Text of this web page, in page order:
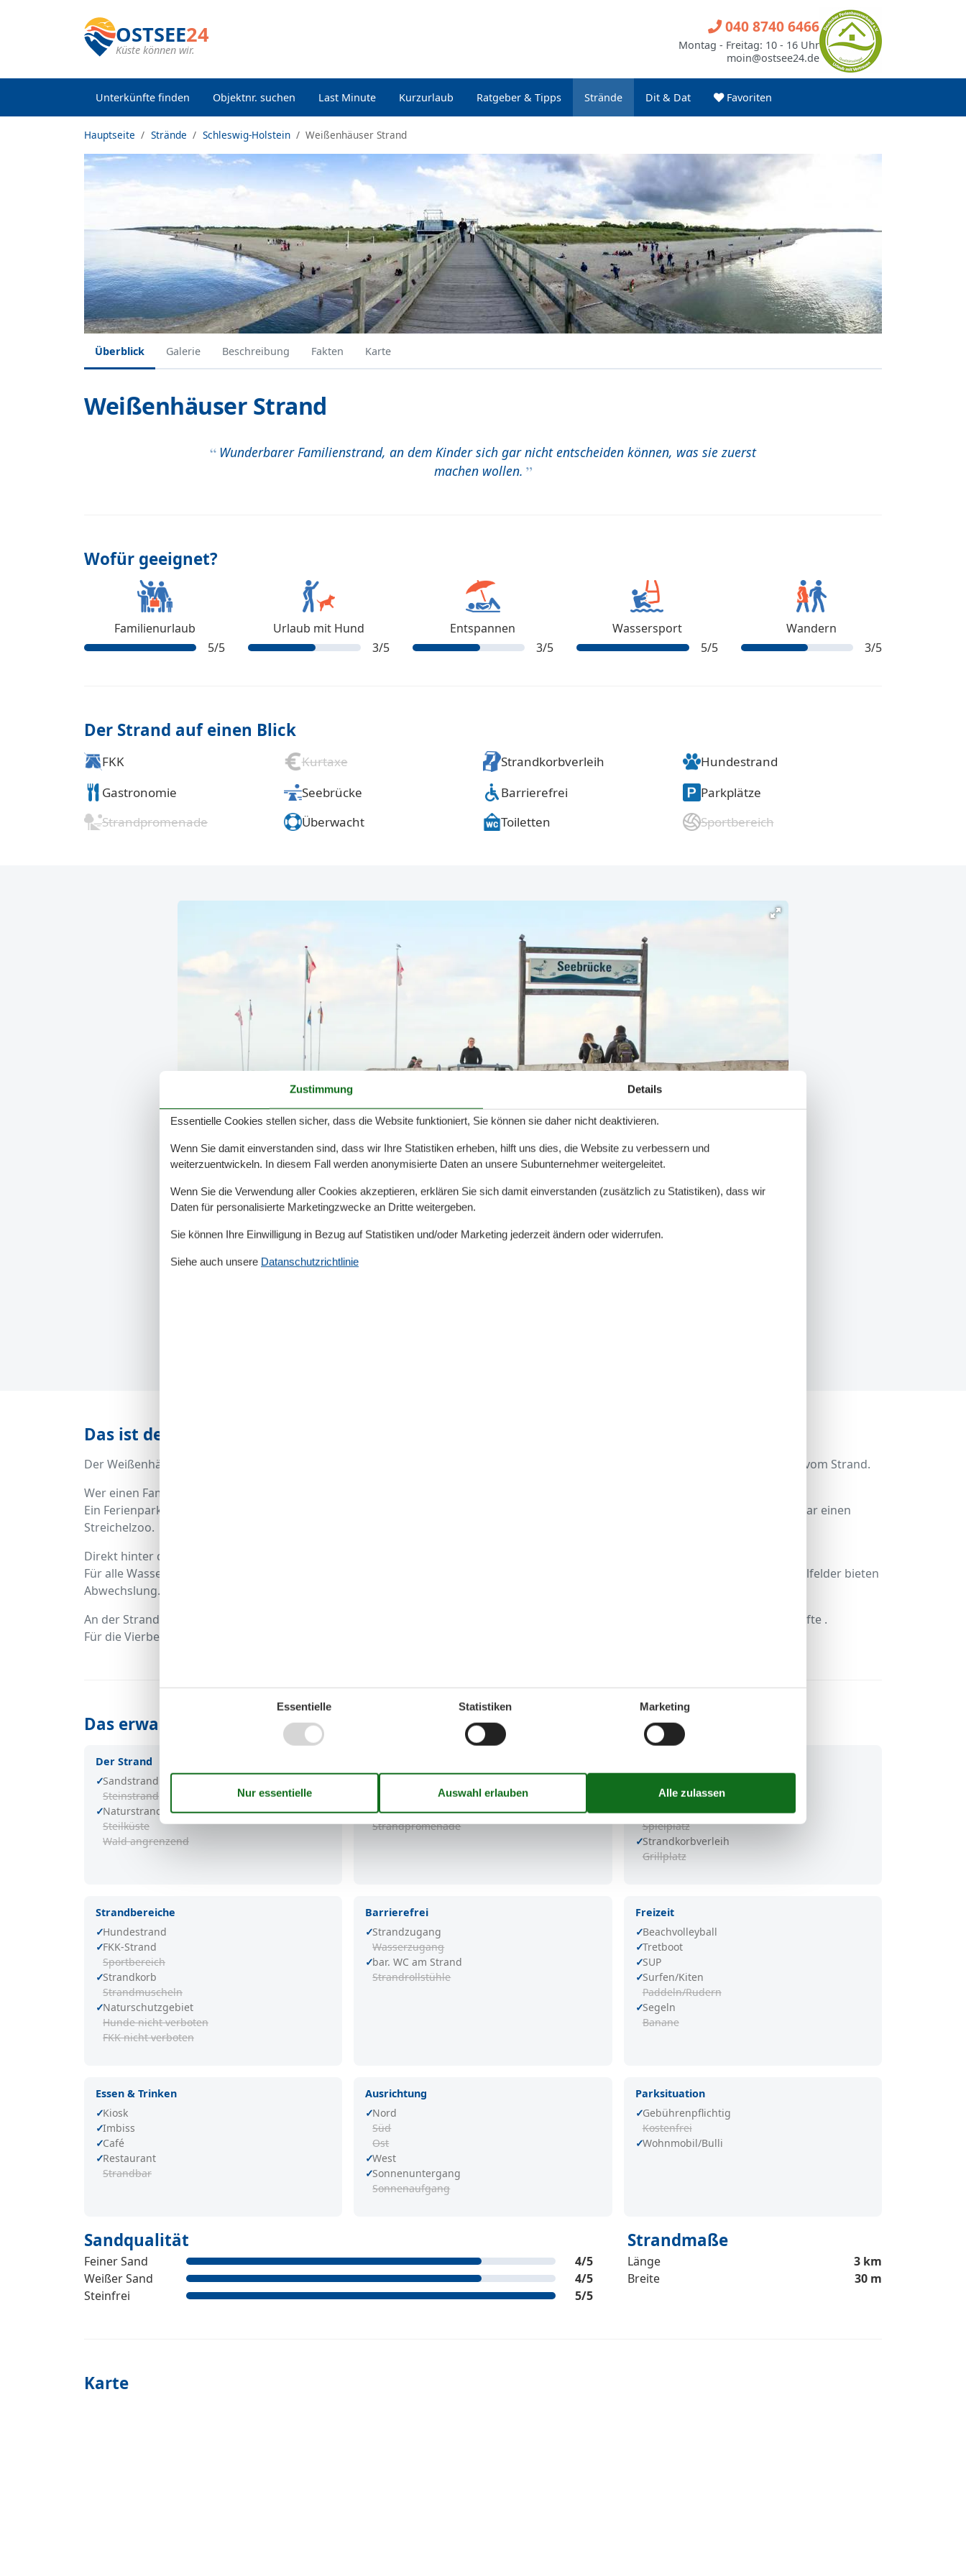
OSTSEE24
Küste können wir.
Unterkünfte finden Objektnr. suchen Last Minute Kurzurlaub Ratgeber & Tipps Strände Dit & Dat Favoriten
040 8740 6466
Montag - Freitag: 10 - 16 Uhr
moin@ostsee24.de
Hauptseite Strände Schleswig-Holstein Weißenhäuser Strand
Überblick Galerie Beschreibung Fakten Karte
Weißenhäuser Strand
Wunderbarer Familienstrand, an dem Kinder sich gar nicht entscheiden können, was sie zuerst
machen wollen.
Wofür geeignet?
Familienurlaub
5/5
Urlaub mit Hund
3/5
Entspannen
3/5
Wassersport
5/5
Wandern
3/5
Der Strand auf einen Blick
FKK Kurtaxe Strandkorbverleih
Hundestrand
Gastronomie
Seebrücke Barrierefrei
Parkplätze
Strandpromenade
Überwacht Toiletten Sportbereich
Das ist der Strand Weißenhäuser Strand
Der Weißenhäuser Sandstrand liegt direkt an der Hohwachter Bucht. Eine naturbelassende Dünenlandschaft trennt die Promenade vom Strand.
Wer einen Familienurlaub plant ist hier an der richtigen Adresse. Es gibt ein riesen Angebot an Attraktionen und Angeboten.
Ein Ferienpark, indem jeder freien Eintritt hat, bietet ein subtropisches Schwimmbad, Outdoor Spieleparadies, Klettergärten und sogar einen
Streichelzoo.
Direkt hinter dem Strand kann man Minigolf spielen, reiten und auf zahlreichen Spielplätzen so richtig toben.
Für alle Wassersportler und die, die es noch werden wollen gibt es einige Angebote. Auch eine Wakeboardanlage und Beachvolleyballfelder bieten
Abwechslung.
An der Strandpromenade gibt es kleine Bistros, für das Fischbrötchen zwischendurch. Im Ort finden sich viele kleine Souvenirgeschäfte .
Für die Vierbeiner gibt es einen Hundestrandabschnitt und viele tolle Routen für ausgedehnte Spaziergänge.
Das erwartet Sie in Weißenhäuser Strand
Der Strand
Sandstrand
Steinstrand
Naturstrand
Steilküste
Wald angrenzend
Kurtaxpflichtig
Seebrücke
Strandpromenade
Dusche
Spielplatz
Strandkorbverleih
Grillplatz
Strandbereiche
Hundestrand
FKK-Strand
Sportbereich
Strandkorb
Strandmuscheln
Naturschutzgebiet
Hunde nicht verboten
FKK nicht verboten
Barrierefrei
Strandzugang
Wasserzugang
bar. WC am Strand
Strandrollstühle
Freizeit
Beachvolleyball
Tretboot
SUP
Surfen/Kiten
Paddeln/Rudern
Segeln
Banane
Essen & Trinken
Kiosk
Imbiss
Café
Restaurant
Strandbar
Ausrichtung
Nord
Süd
Ost
West
Sonnenuntergang
Sonnenaufgang
Parksituation
Gebührenpflichtig
Kostenfrei
Wohnmobil/Bulli
Sandqualität
Feiner Sand 4/5
Weißer Sand
4/5
Steinfrei
5/5
Strandmaße
Länge
3 km
Breite
30 m
Karte
Zustimmung Details
Essentielle Cookies stellen sicher, dass die Website funktioniert, Sie können sie daher nicht deaktivieren.
Wenn Sie damit einverstanden sind, dass wir Ihre Statistiken erheben, hilft uns dies, die Website zu verbessern und
weiterzuentwickeln. In diesem Fall werden anonymisierte Daten an unsere Subunternehmer weitergeleitet.
Wenn Sie die Verwendung aller Cookies akzeptieren, erklären Sie sich damit einverstanden (zusätzlich zu Statistiken), dass wir
Daten für personalisierte Marketingzwecke an Dritte weitergeben.
Sie können Ihre Einwilligung in Bezug auf Statistiken und/oder Marketing jederzeit ändern oder widerrufen.
Siehe auch unsere Datanschutzrichtlinie
Essentielle Statistiken Marketing